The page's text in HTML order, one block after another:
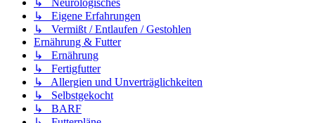
↳ Eigene Erfahrungen
↳ Vermißt / Entlaufen / Gestohlen
Ernährung & Futter
↳ Ernährung
↳ Fertigfutter
↳ Allergien und Unverträglichkeiten
↳ Selbstgekocht
↳ BARF